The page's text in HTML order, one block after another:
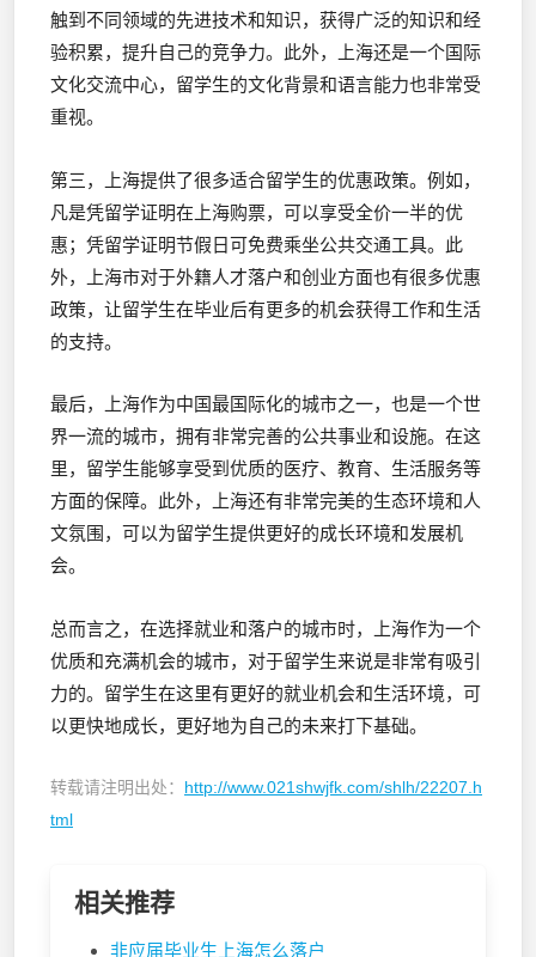
触到不同领域的先进技术和知识，获得广泛的知识和经
验积累，提升自己的竞争力。此外，上海还是一个国际
文化交流中心，留学生的文化背景和语言能力也非常受
重视。
第三，上海提供了很多适合留学生的优惠政策。例如，
凡是凭留学证明在上海购票，可以享受全价一半的优
惠；凭留学证明节假日可免费乘坐公共交通工具。此
外，上海市对于外籍人才落户和创业方面也有很多优惠
政策，让留学生在毕业后有更多的机会获得工作和生活
的支持。
最后，上海作为中国最国际化的城市之一，也是一个世
界一流的城市，拥有非常完善的公共事业和设施。在这
里，留学生能够享受到优质的医疗、教育、生活服务等
方面的保障。此外，上海还有非常完美的生态环境和人
文氛围，可以为留学生提供更好的成长环境和发展机
会。
总而言之，在选择就业和落户的城市时，上海作为一个
优质和充满机会的城市，对于留学生来说是非常有吸引
力的。留学生在这里有更好的就业机会和生活环境，可
以更快地成长，更好地为自己的未来打下基础。
转载请注明出处： http://www.021shwjfk.com/shlh/22207.h
tml
相关推荐
非应届毕业生上海怎么落户